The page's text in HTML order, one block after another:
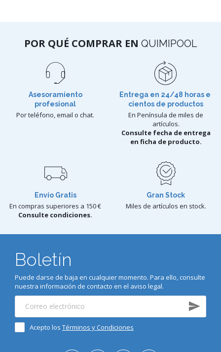
POR QUÉ COMPRAR EN QUIMIPOOL
Asesoramiento
profesional
Por teléfono, email o chat.
Entrega en 24/48 horas e
cientos de productos
En Península de miles de
artículos.
Consulte fecha de entrega
en ficha de producto.
Envío Gratis
En compras superiores a 150 €
Consulte condiciones.
Gran Stock
Miles de artículos en stock.
Boletín
Puede darse de baja en cualquier momento. Para ello, consulte
nuestra información de contacto en el aviso legal.
Acepto los Términos y Condiciones